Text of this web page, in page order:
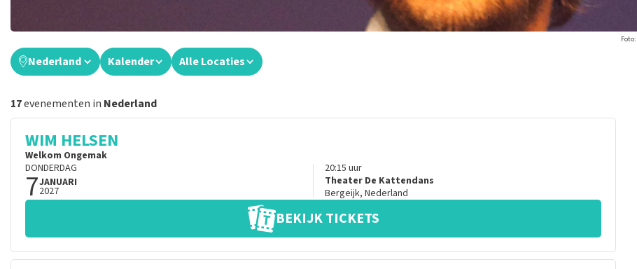
Nederland Kalender Alle Locaties
17evenementen in Nederland
WIM HELSEN
Welkom Ongemak
DONDERDAG
7JANUARI
2027
20:15 uur
Theater De Kattendans
Bergeijk, Nederland
BEKIJK TICKETS